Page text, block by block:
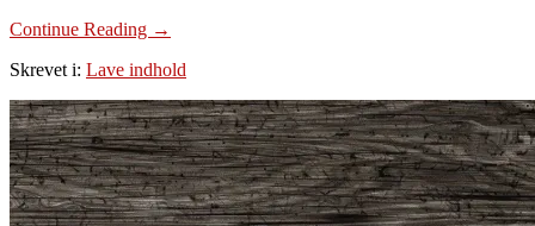
Continue Reading om
til
salgstekster
→
Skrevet i: Lave indhold